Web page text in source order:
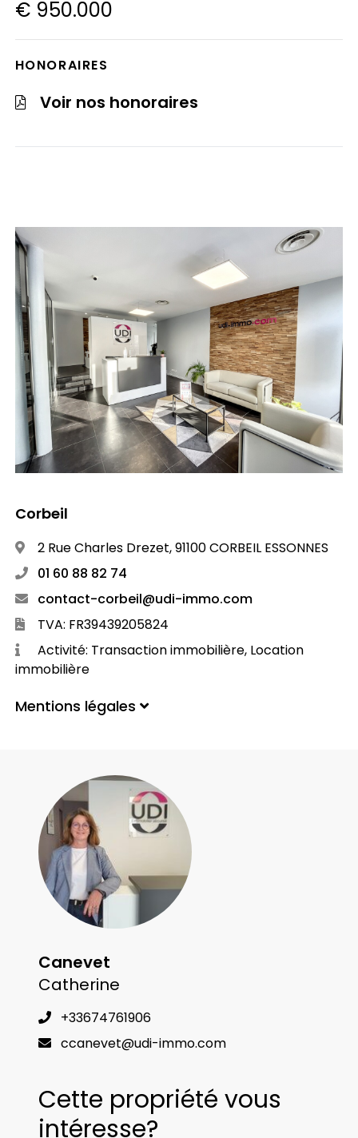
€ 950.000
HONORAIRES
Voir nos honoraires
Corbeil
2 Rue Charles Drezet, 91100 CORBEIL ESSONNES
01 60 88 82 74
contact-corbeil@udi-immo.com
TVA: FR39439205824
Activité: Transaction immobilière, Location
immobilière
Mentions légales
Canevet
Catherine
+33674761906
ccanevet@udi-immo.com
Cette propriété vous
intéresse?